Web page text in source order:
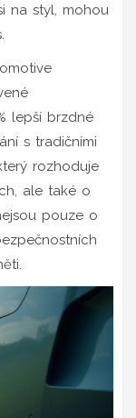
na styl, mohou
lepší brzdné
s tradičními
rozhoduje
ale také o
pouze o